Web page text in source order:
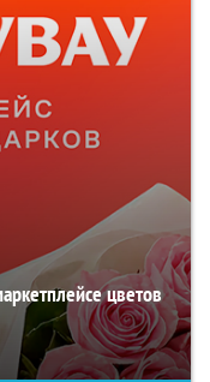
цветов